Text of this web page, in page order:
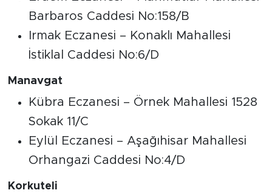
Barbaros Caddesi No:158/B
Irmak Eczanesi – Konaklı Mahallesi
İstiklal Caddesi No:6/D
Manavgat
Kübra Eczanesi – Örnek Mahallesi 1528
Sokak 11/C
Eylül Eczanesi – Aşağıhisar Mahallesi
Orhangazi Caddesi No:4/D
Korkuteli